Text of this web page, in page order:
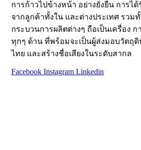
การก้าวไปข้างหน้า อย่างยั่งยืน การได้
จากลูกค้าทั้งใน และต่างประเทศ รวม
กระบวนการผลิตต่างๆ ถือเป็นเครื่อง
ทุกๆ ด้าน ที่พร้อมจะเป็นผู้ส่งมอบวัตถุ
ไทย และสร้างชื่อเสียงในระดับสากล
Facebook Instagram Linkedin